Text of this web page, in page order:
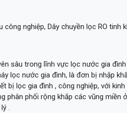
nghiệp, Dây chuyền lọc RO tinh
sâu trong lĩnh vực lọc nước gia
lọc nước gia đình, là đơn bị nhập
bị lọc gia đình , công nghiệp, với
phân phối rộng khắp các vũng miền
.